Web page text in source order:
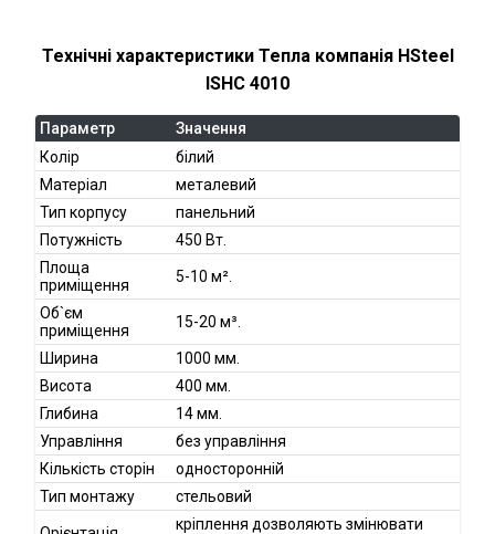
Технічні характеристики Тепла компанія HSteel
ISHC 4010
Параметр
Значення
Колір
білий
Матеріал
металевий
Тип корпусу
панельний
Потужність
450 Вт.
Площа
приміщення
5-10 м².
Об`єм
приміщення
15-20 м³.
Ширина
1000 мм.
Висота
400 мм.
Глибина
14 мм.
Управління
без управління
Кількість сторін
односторонній
Тип монтажу
стельовий
кріплення дозволяють змінювати